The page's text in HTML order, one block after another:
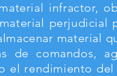
infractor,
perjudicial
material
de comandos,
el rendimiento